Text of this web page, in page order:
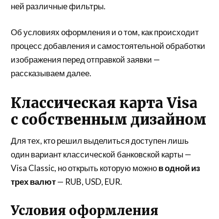
ней различные фильтры.
Об условиях оформления и о том, как происходит
процесс добавления и самостоятельной обработки
изображения перед отправкой заявки —
рассказываем далее.
Классическая карта Visa
с собственным дизайном
Для тех, кто решил выделиться доступен лишь
один вариант классической банковской карты —
Visa Classic, но открыть которую можнов одной из
трех валют— RUB, USD, EUR.
Условия оформления